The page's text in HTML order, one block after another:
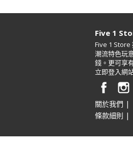
Five 1
Five 1 Store
潮流特色玩
錢。更可享
立即登入網
關於我們 |
條款細則 |